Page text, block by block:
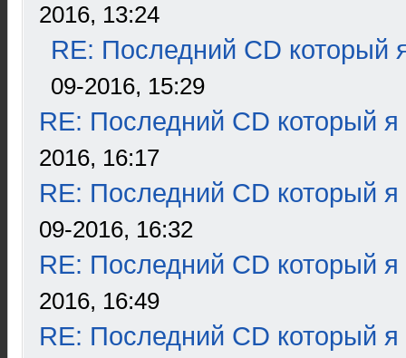
2016, 13:24
RE: Последний CD который
09-2016, 15:29
RE: Последний CD который я
2016, 16:17
RE: Последний CD который я
09-2016, 16:32
RE: Последний CD который я
2016, 16:49
RE: Последний CD который я